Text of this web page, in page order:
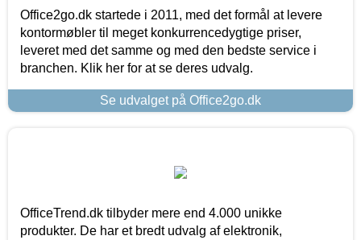
Office2go.dk startede i 2011, med det formål at levere
kontormøbler til meget konkurrencedygtige priser,
leveret med det samme og med den bedste service i
branchen. Klik her for at se deres udvalg.
Se udvalget på Office2go.dk
OfficeTrend.dk tilbyder mere end 4.000 unikke
produkter. De har et bredt udvalg af elektronik,